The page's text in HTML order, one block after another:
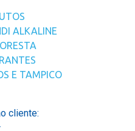
ALKALINE
E TAMPICO
cliente: